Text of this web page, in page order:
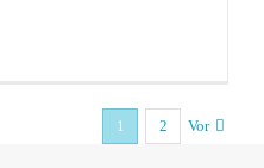
1 2 Vor